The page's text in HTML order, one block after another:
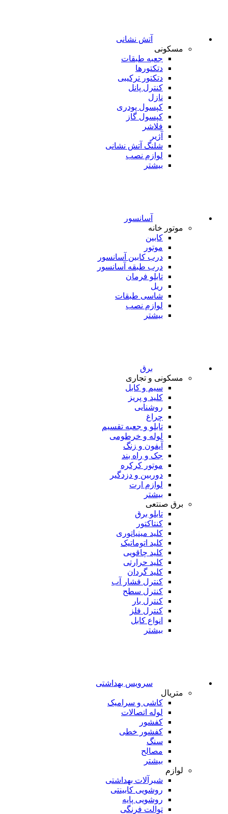
آتش نشانی
مسکونی
جعبه طبقات
دتکتورها
دتکتور ترکیبی
کنترل پانل
نازل
کپسول پودری
کپسول گاز
فلاشر
آژیر
شلنگ آتش نشانی
لوازم نصب
بیشتر
آسانسور
موتور خانه
کابین
موتور
درب کابین آسانسور
درب طبقه آسانسور
تابلو فرمان
ریل
شاسی طبقات
لوازم نصب
بیشتر
برق
مسکونی و تجاری
سیم و کابل
کلید و پریز
روشنایی
چراغ
تابلو و جعبه تقسیم
لوله و خرطومی
آیفون و زنگ
جک و راه بند
موتور کرکره
دوربین و دزدگیر
لوازم ارت
بیشتر
برق صنتعی
تابلو برق
کنتاکتور
کلید مینیاتوری
کلید اتوماتیک
کلید چاقویی
کلید حرارتی
کلید گردان
کنترل فشار آب
کنترل سطح
کنترل بار
کنترل فلز
انواع کابل
بیشتر
سرویس بهداشتی
متریال
کاشی و سرامیک
لوله اتصالات
کفشور
کفشور خطی
سنگ
مصالح
بیشتر
لوازم
شیرآلات بهداشتی
روشویی کابینتی
روشویی پایه
توالت فرنگی